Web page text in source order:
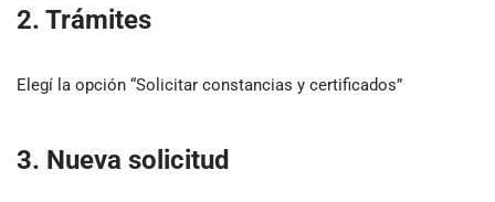
2. Trámites
Elegí la opción “Solicitar constancias y certificados”
3. Nueva solicitud